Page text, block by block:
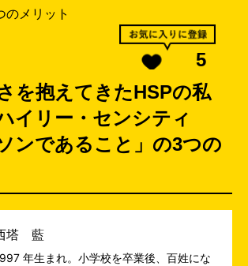
のメリット
5
を抱えてきたHSPの私
イリー・センシティ
ンであること」の3つの
塔 藍
年生まれ。小学校を卒業後、百姓にな